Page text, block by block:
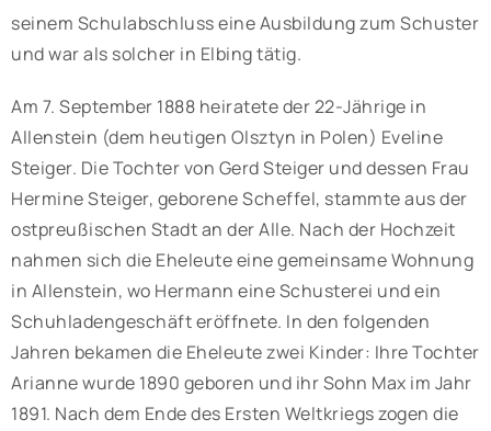
seinem Schulabschluss eine Ausbildung zum Schuster
und war als solcher in Elbing tätig.
Am 7. September 1888 heiratete der 22-Jährige in
Allenstein (dem heutigen Olsztyn in Polen) Eveline
Steiger. Die Tochter von Gerd Steiger und dessen Frau
Hermine Steiger, geborene Scheffel, stammte aus der
ostpreußischen Stadt an der Alle. Nach der Hochzeit
nahmen sich die Eheleute eine gemeinsame Wohnung
in Allenstein, wo Hermann eine Schusterei und ein
Schuhladengeschäft eröffnete. In den folgenden
Jahren bekamen die Eheleute zwei Kinder: Ihre Tochter
Arianne wurde 1890 geboren und ihr Sohn Max im Jahr
1891. Nach dem Ende des Ersten Weltkriegs zogen die